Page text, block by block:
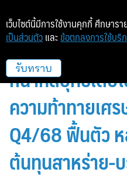
TKN สานต่อภาร
หน้ากลยุทธ์เติบ
ความท้าทายเศ
Q4/68 ฟื้นตัว
ต้นทุนสาหร่าย-
เว็บไซต์นี้มีการใช้งานคุกกี้ ศึกษารา
เป็นส่วนตัว และ ข้อตกลงการใช้บริ
รับทราบ